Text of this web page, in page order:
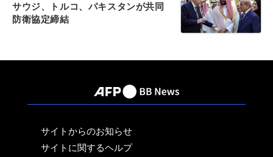
サウジ、トルコ、パキスタンが共同
防衛協定締結
サイトからのお知らせ
サイトに関するヘルプ